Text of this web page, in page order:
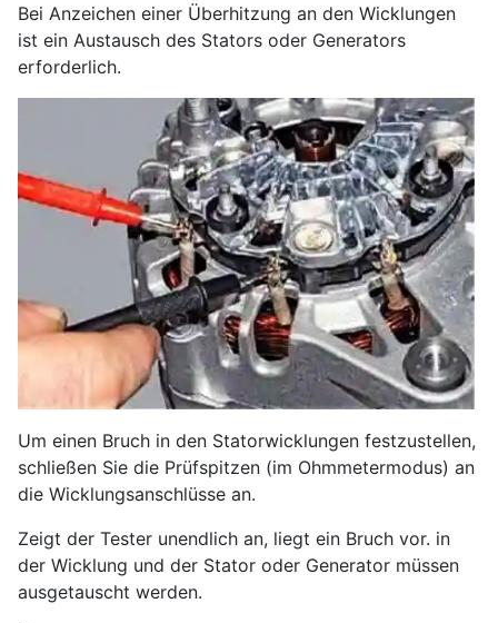
Bei Anzeichen einer Überhitzung an den Wicklungen
ist ein Austausch des Stators oder Generators
erforderlich.
Um einen Bruch in den Statorwicklungen festzustellen,
schließen Sie die Prüfspitzen (im Ohmmetermodus) an
die Wicklungsanschlüsse an.
Zeigt der Tester unendlich an, liegt ein Bruch vor. in
der Wicklung und der Stator oder Generator müssen
ausgetauscht werden.